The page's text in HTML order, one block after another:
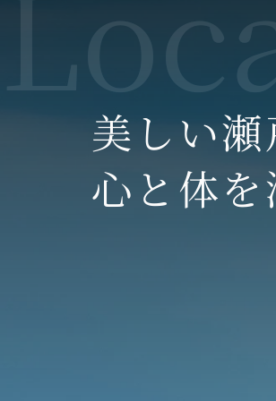
美しい
心と体